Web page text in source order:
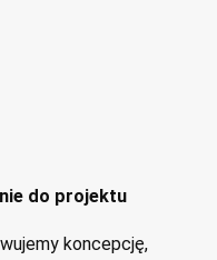
do projektu
koncepcję,